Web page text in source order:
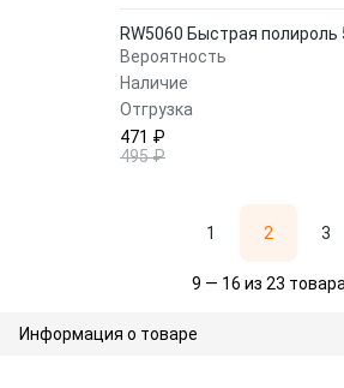
RW5060 Быстрая полироль
Вероятность
Наличие
Отгрузка
471 ₽
495 ₽
1 2 3
9 — 16 из 23 товара
Информация о товаре